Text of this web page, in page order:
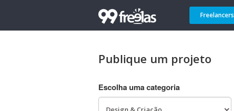
Freelancers
Publique um projeto
Escolha uma categoria